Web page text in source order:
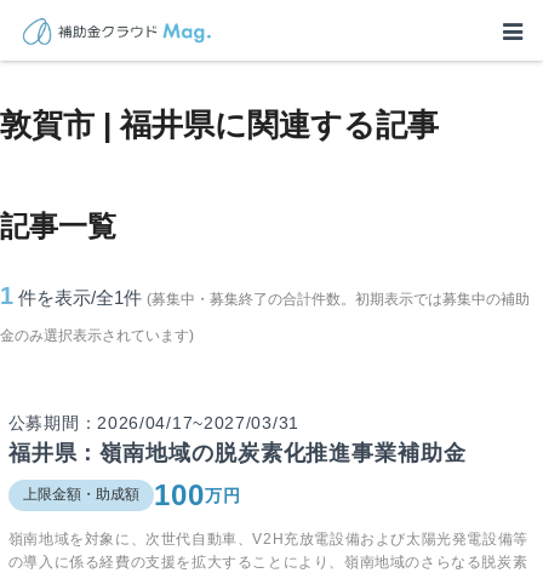
TOP > 補助金・助成金詳細>福井県
敦賀市 | 福井県に関連する記事
記事一覧
1 件を表示/全1件 (募集中・募集終了の合計件数。初期表示では募集中の補助
金のみ選択表示されています)
公募期間：2026/04/17~2027/03/31
福井県：嶺南地域の脱炭素化推進事業補助金
上限金額・助成額 100万円
嶺南地域を対象に、次世代自動車、V2H充放電設備および太陽光発電設備等
の導入に係る経費の支援を拡大することにより、嶺南地域のさらなる脱炭素